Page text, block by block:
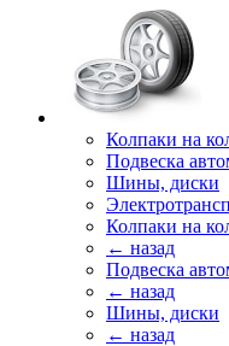
Колпаки на
Подвеска
Шины, диски
Колпаки на
← назад
Подвеска
← назад
Шины, диски
← назад